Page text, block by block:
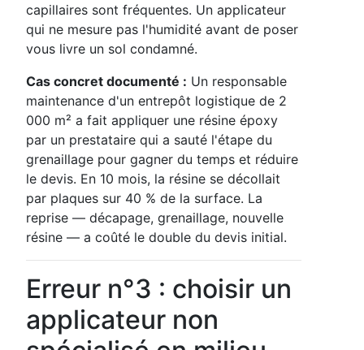
capillaires sont fréquentes. Un applicateur
qui ne mesure pas l'humidité avant de poser
vous livre un sol condamné.
Cas concret documenté : Un responsable
maintenance d'un entrepôt logistique de 2
000 m² a fait appliquer une résine époxy
par un prestataire qui a sauté l'étape du
grenaillage pour gagner du temps et réduire
le devis. En 10 mois, la résine se décollait
par plaques sur 40 % de la surface. La
reprise — décapage, grenaillage, nouvelle
résine — a coûté le double du devis initial.
Erreur n°3 : choisir un
applicateur non